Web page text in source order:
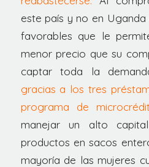
este país y no en
favorables que le
menor precio que su
captar toda la
gracias a los tres
programa de
manejar un alto
productos en sacos
mayoría de las mujeres